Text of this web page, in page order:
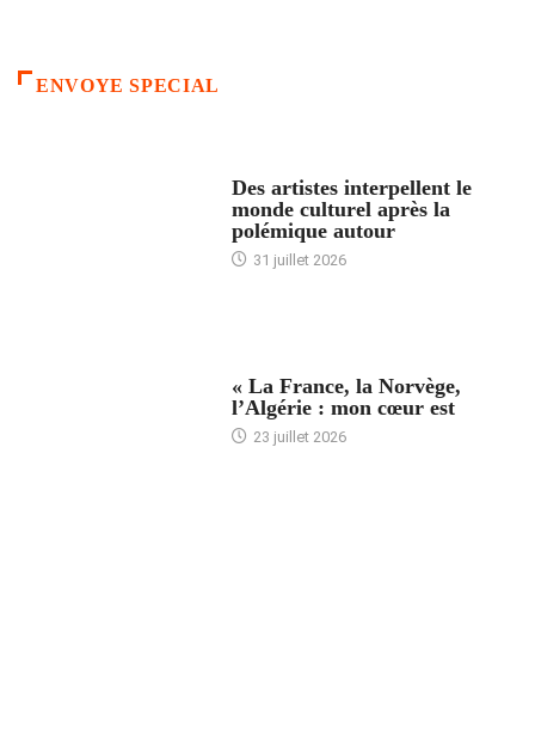
ENVOYE SPECIAL
Des artistes interpellent le
monde culturel après la
polémique autour
31 juillet 2026
« La France, la Norvège,
l’Algérie : mon cœur est
23 juillet 2026